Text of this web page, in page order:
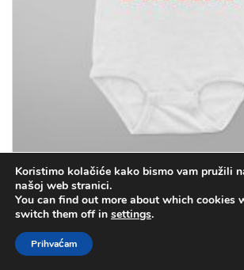
Bodi za bebe – Tata sada imaš
Koristimo kolačiće kako bismo vam pružili
našoj web stranici.
You can find out more about which cookies
switch them off in settings.
Prihvaćam